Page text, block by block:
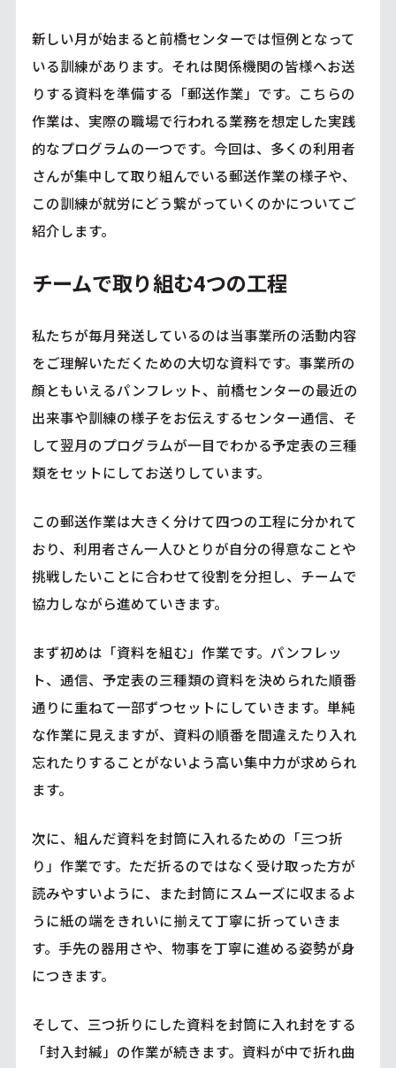
新しい月が始まると前橋センターでは恒例となって
いる訓練があります。それは関係機関の皆様へお送
りする資料を準備する「郵送作業」です。こちらの
作業は、実際の職場で行われる業務を想定した実践
的なプログラムの一つです。今回は、多くの利用者
さんが集中して取り組んでいる郵送作業の様子や、
この訓練が就労にどう繋がっていくのかについてご
紹介します。
チームで取り組む4つの工程
私たちが毎月発送しているのは当事業所の活動内容
をご理解いただくための大切な資料です。事業所の
顔ともいえるパンフレット、前橋センターの最近の
出来事や訓練の様子をお伝えするセンター通信、そ
して翌月のプログラムが一目でわかる予定表の三種
類をセットにしてお送りしています。
この郵送作業は大きく分けて四つの工程に分かれて
おり、利用者さん一人ひとりが自分の得意なことや
挑戦したいことに合わせて役割を分担し、チームで
協力しながら進めていきます。
まず初めは「資料を組む」作業です。パンフレッ
ト、通信、予定表の三種類の資料を決められた順番
通りに重ねて一部ずつセットにしていきます。単純
な作業に見えますが、資料の順番を間違えたり入れ
忘れたりすることがないよう高い集中力が求められ
ます。
次に、組んだ資料を封筒に入れるための「三つ折
り」作業です。ただ折るのではなく受け取った方が
読みやすいように、また封筒にスムーズに収まるよ
うに紙の端をきれいに揃えて丁寧に折っていきま
す。手先の器用さや、物事を丁寧に進める姿勢が身
につきます。
そして、三つ折りにした資料を封筒に入れ封をする
「封入封緘」の作業が続きます。資料が中で折れ曲